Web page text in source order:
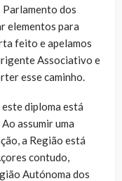
dos
elementos para
feito e apelamos
Associativo e
esse caminho.
diploma está
assumir uma
a Região está
contudo,
Autónoma dos